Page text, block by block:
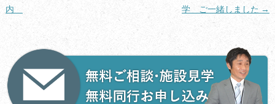
ビ
ョ
ン
内
学 ご一緒しました →